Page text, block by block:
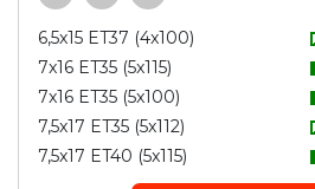
6,5x15 ET37 (4x100)
7x16 ET35 (5x115)
7x16 ET35 (5x100)
7,5x17 ET35 (5x112)
7,5x17 ET40 (5x115)